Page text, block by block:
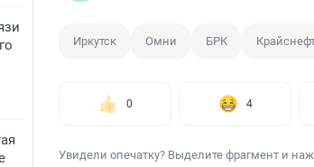
Иркутск Омни БРК
0 4
Увидели опечатку? Выделите фрагмент и